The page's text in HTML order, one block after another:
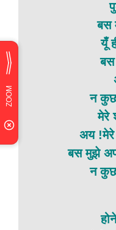
बस
यूँ
बस
न
मेरे
अय
बस मुझे
न